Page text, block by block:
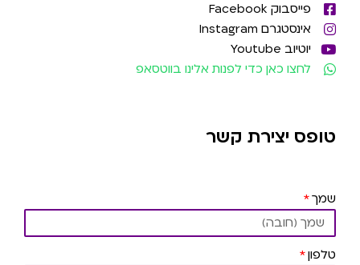
פייסבוק Facebook
אינסטגרם Instagram
יוטיוב Youtube
לחצו כאן כדי לפנות אלינו בווטסאפ
טופס יצירת קשר
שמך
טלפון